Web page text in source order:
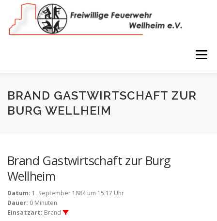
springen
Menü
NEWS VEREIN 150 JAHRE FEUERWEHR
COOKIE-RICHTLINIE (EU)
BRAND GASTWIRTSCHAFT ZUR
BURG WELLHEIM
Brand Gastwirtschaft zur Burg
Wellheim
Datum: 1. September 1884 um 15:17 Uhr
Dauer: 0 Minuten
Einsatzart: Brand